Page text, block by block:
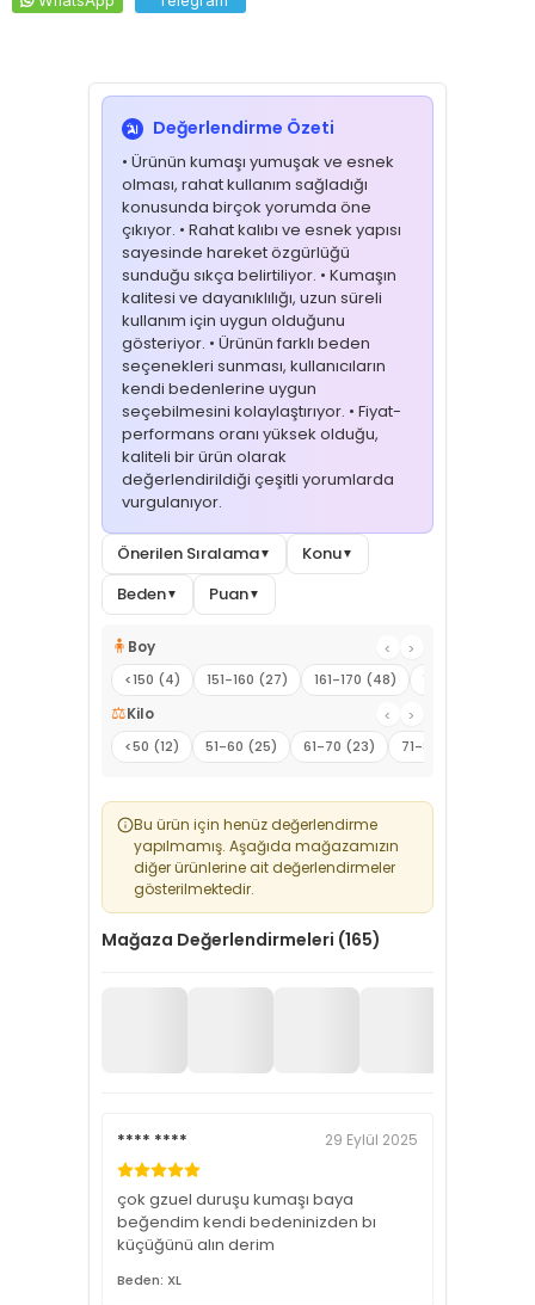
Ters çevirerek yıkayınız
Düşük ısıda ütüleme tavsiye edilir
SEO Anahtar Kelimeler
mor scrubs takım, byzantium scrubs, yeni doğan hemşire
forması, ebe kıyafeti scrubs, unisex scrubs takım, pantone 19-
3138 tcx forma, likralı sağlık forması, nefes alan scrubs,
hastane üniforması, sağlık personeli forması
Değerlendirme Özeti
• Ürünün kumaşı yumuşak ve esnek
olması, rahat kullanım sağladığı
konusunda birçok yorumda öne
çıkıyor. • Rahat kalıbı ve esnek yapısı
sayesinde hareket özgürlüğü
sunduğu sıkça belirtiliyor. • Kumaşın
kalitesi ve dayanıklılığı, uzun süreli
kullanım için uygun olduğunu
gösteriyor. • Ürünün farklı beden
seçenekleri sunması, kullanıcıların
kendi bedenlerine uygun
seçebilmesini kolaylaştırıyor. • Fiyat-
performans oranı yüksek olduğu,
kaliteli bir ürün olarak
değerlendirildiği çeşitli yorumlarda
vurgulanıyor.
Önerilen Sıralama▼ Konu▼
Beden▼ Puan▼
🧍 Boy ‹
›
<150 (4)
151-160 (27) 161-170 (48) 171-180 (12)
⚖️Kilo ‹
›
<50 (12)
51-60 (25) 61-70 (23) 71-80 (13)
Bu ürün için henüz değerlendirme
yapılmamış. Aşağıda mağazamızın
diğer ürünlerine ait değerlendirmeler
gösterilmektedir.
Mağaza Değerlendirmeleri (165)
**** **** 29 Eylül 2025
çok gzuel duruşu kumaşı baya
beğendim kendi bedeninizden bı
küçüğünü alın derim
Beden: XL